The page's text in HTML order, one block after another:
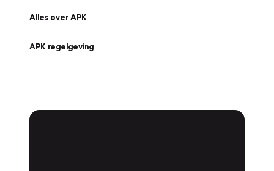
Alles over APK
APK regelgeving